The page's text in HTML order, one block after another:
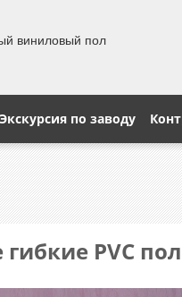
виниловый пол
Экскурсия по заводу
PVC